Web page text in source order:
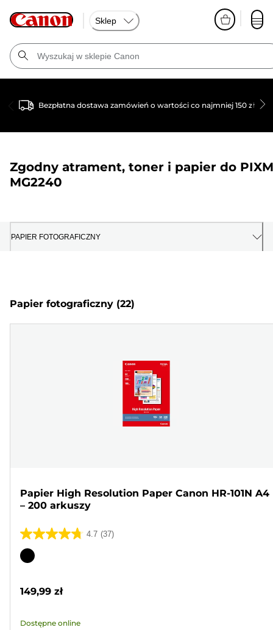
Sklep
Bezpłatna dostawa zamówień o wartości co najmniej 150 zł
Zgodny atrament, toner i papier do
MG2240
PAPIER FOTOGRAFICZNY
Papier fotograficzny (22)
Papier High Resolution Paper Canon HR-101N A4
– 200 arkuszy
4.7 (37)
4.7
na
Wkład
149,99 zł
Dostępne online